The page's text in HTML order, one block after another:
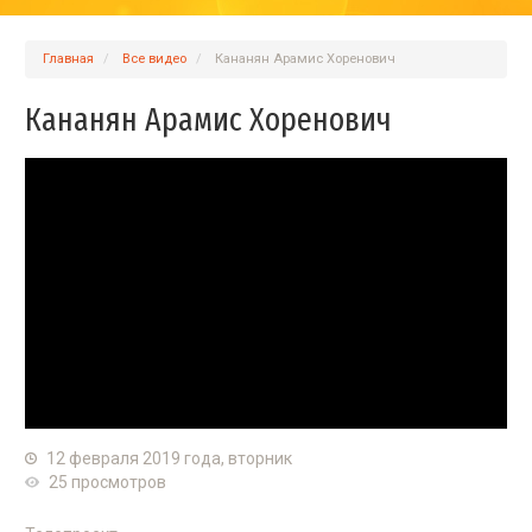
Главная Вcе видео Кананян Арамис Хоренович
Кананян Арамис Хоренович
12 февраля 2019 года, вторник
25 просмотров